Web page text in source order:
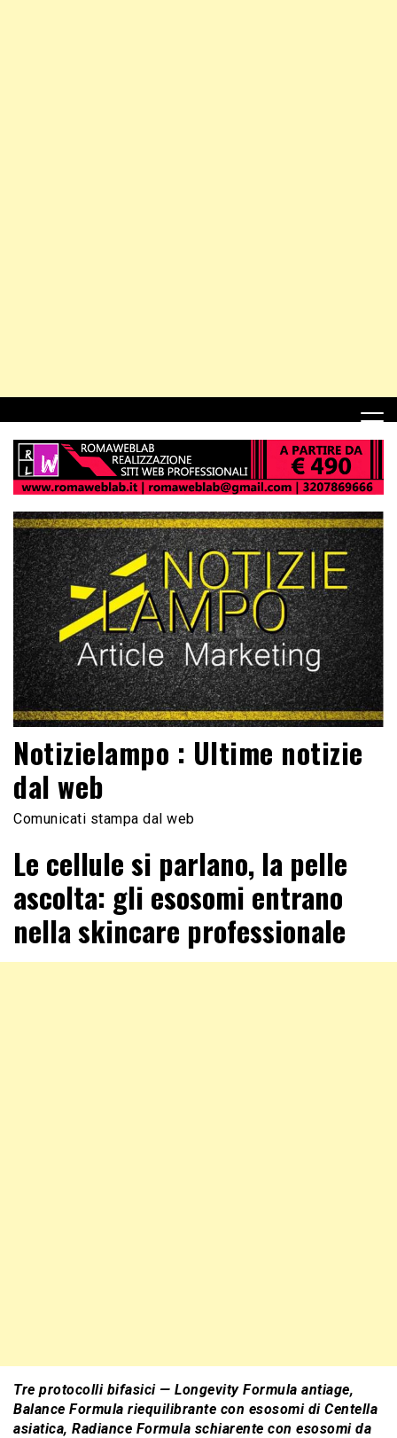
Notizielampo : Ultime notizie
dal web
Comunicati stampa dal web
Le cellule si parlano, la pelle
ascolta: gli esosomi entrano
nella skincare professionale
Tre protocolli bifasici — Longevity Formula antiage,
Balance Formula riequilibrante con esosomi di Centella
asiatica, Radiance Formula schiarente con esosomi da